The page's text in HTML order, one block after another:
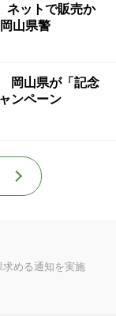
ネットで販売か
山県警
岡山県が「記念
ンペーン
める通知を実施